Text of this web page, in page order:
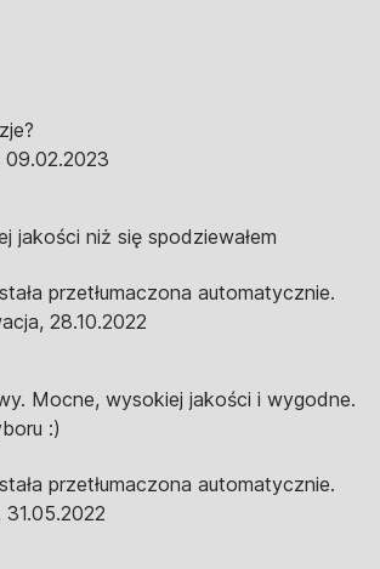
09.02.2023
jakości niż się spodziewałem
przetłumaczona automatycznie.
, 28.10.2022
Mocne, wysokiej jakości i wygodne.
:)
przetłumaczona automatycznie.
31.05.2022